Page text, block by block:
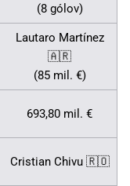
(8 gólov)
Lautaro Martínez
🇦🇷
(85 mil. €)
693,80 mil. €
Cristian Chivu 🇷🇴